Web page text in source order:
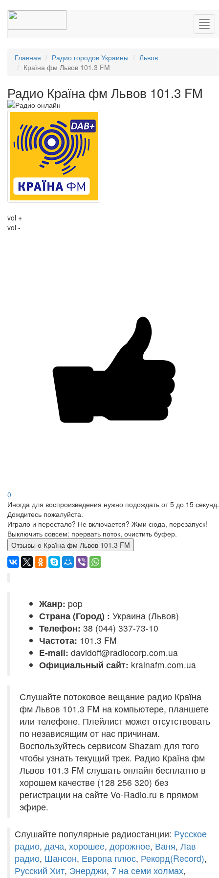
Главная Радио городов Украины
Львов
Країна фм Львов 101.3 FM
Радио Країна фм Львов 101.3 FM
vol +
vol -
0
Иногда для воспроизведения нужно подождать от 5 до 15 секунд.
Дождитесь пожалуйста.
Играло и перестало? Не включается? Жми сюда, перезапуск!
Выключить совсем: прервать поток, очистить буфер.
Отзывы о Країна фм Львов 101.3 FM
Жанр: pop
Страна (Город) : Украина (Львов)
Телефон: 38 (044) 337-73-10
Частота: 101.3 FM
E-mail: davidoff@radiocorp.com.ua
Официальный сайт: krainafm.com.ua
Слушайте потоковое вещание радио Країна
фм Львов 101.3 FM на компьютере, планшете
или телефоне. Плейлист может отсутствовать
по независящим от нас причинам.
Воспользуйтесь сервисом Shazam для того
чтобы узнать текущий трек. Радио Країна фм
Львов 101.3 FM слушать онлайн бесплатно в
хорошем качестве (128 256 320) без
регистрации на сайте Vo-Radio.ru в прямом
эфире.
Слушайте популярные радиостанции: Русское
радио, дача, хорошее, дорожное, Ваня, Лав
радио, Шансон, Европа плюс, Рекорд(Record),
Русский Хит, Энерджи, 7 на семи холмах,